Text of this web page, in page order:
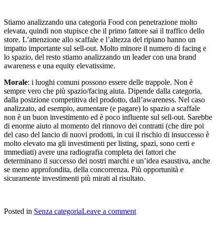
Stiamo analizzando una categoria Food con penetrazione molto
elevata, quindi non stupisce che il primo fattore sai il traffico dello
store. L’attenzione allo scaffale e l’altezza del ripiano hanno un
impatto importante sul sell-out. Molto minore il numero di facing e
lo spazio, del resto stiamo analizzando un leader con una brand
awareness e una equity elevatissime.
Morale: i luoghi comuni possono essere delle trappole. Non è
sempre vero che più spazio/facing aiuta. Dipende dalla categoria,
dalla posizione competitiva del prodotto, dall’awareness. Nel caso
analizzato, ad esempio, aumentare (e pagare) lo spazio a scaffale
non è un buon investimento ed è poco influente sul sell-out. Sarebbe
di enorme aiuto al momento del rinnovo dei contratti (che dire poi
del caso del lancio di nuovi prodotti, in cui il rischio di insuccesso è
molto elevato ma gli investimenti per listing, spazi, sono certi e
immediati) avere una radiografia completa dei fattori che
determinano il successo dei nostri marchi e un’idea esaustiva, anche
se meno approfondita, della concorrenza. Più opportunità e
sicuramente investimenti più mirati al risultato.
Posted in Senza categoriaLeave a comment